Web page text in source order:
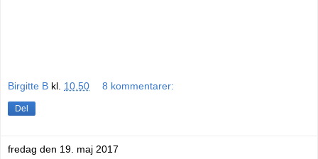
Birgitte B kl. 10.50 8 kommentarer:
Del
fredag den 19. maj 2017